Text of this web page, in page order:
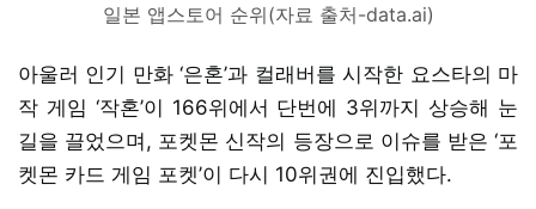
일본 앱스토어 순위(자료 출처-data.ai)
아울러 인기 만화 ‘은혼’과 컬래버를 시작한 요스타의 마
작 게임 ‘작혼’이 166위에서 단번에 3위까지 상승해 눈
길을 끌었으며, 포켓몬 신작의 등장으로 이슈를 받은 ‘포
켓몬 카드 게임 포켓’이 다시 10위권에 진입했다.